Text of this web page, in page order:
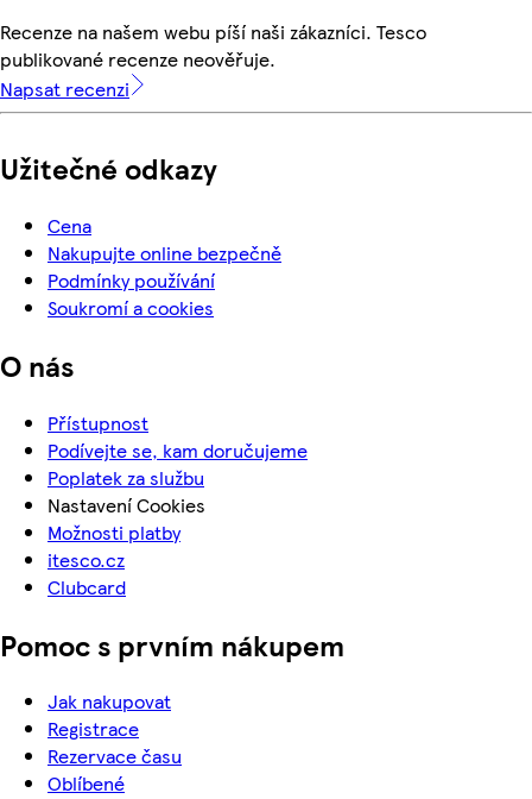
Recenze na našem webu píší naši zákazníci. Tesco
publikované recenze neověřuje.
Napsat recenzi
Užitečné odkazy
Cena
Nakupujte online bezpečně
Podmínky používání
Soukromí a cookies
O nás
Přístupnost
Podívejte se, kam doručujeme
Poplatek za službu
Nastavení Cookies
Možnosti platby
itesco.cz
Clubcard
Pomoc s prvním nákupem
Jak nakupovat
Registrace
Rezervace času
Oblíbené